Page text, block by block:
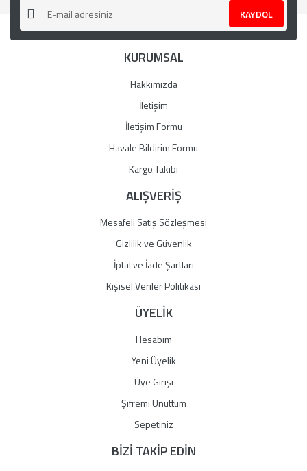
Ürün açıklamasında eksik bilgiler bulunuyor.
Ürün bilgilerinde hatalar bulunuyor.
Ürün fiyatı diğer sitelerden daha pahalı.
Gönder
KAYDOL
KURUMSAL
Hakkımızda
İletişim
İletişim Formu
Havale Bildirim Formu
Kargo Takibi
ALIŞVERİŞ
Mesafeli Satış Sözleşmesi
Gizlilik ve Güvenlik
İptal ve İade Şartları
Kişisel Veriler Politikası
ÜYELİK
Hesabım
Yeni Üyelik
Üye Girişi
Şifremi Unuttum
Sepetiniz
BİZİ TAKİP EDİN